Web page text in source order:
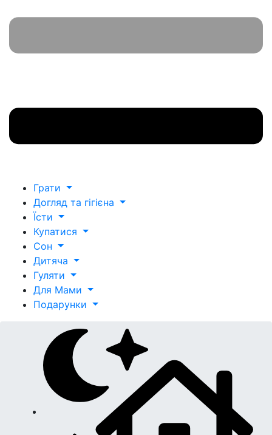
Грати
Догляд та гігієна
Їсти
Купатися
Сон
Дитяча
Гуляти
Для Мами
Подарунки